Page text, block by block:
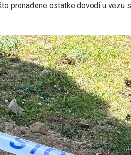
pronađene ostatke dovodi u vezu s